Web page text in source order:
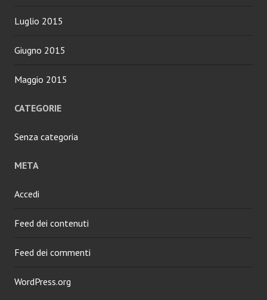
Luglio 2015
Giugno 2015
Maggio 2015
CATEGORIE
Senza categoria
META
Accedi
Feed dei contenuti
Feed dei commenti
WordPress.org